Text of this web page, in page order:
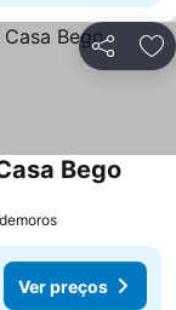
Partilhar
Bego
Ver preços